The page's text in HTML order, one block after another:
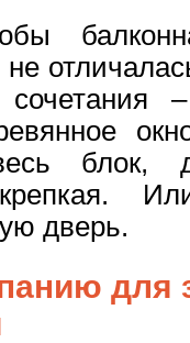
не
блок,
дверь.
для